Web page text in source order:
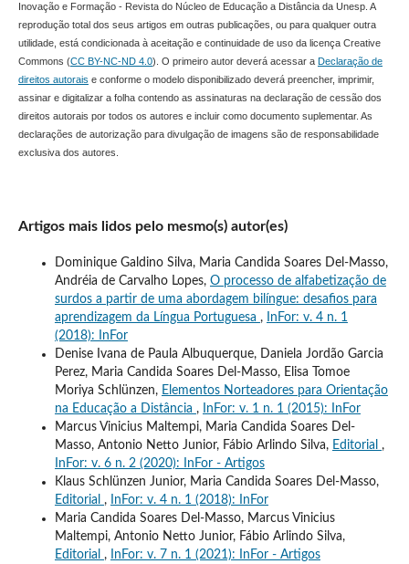
Inovação e Formação - Revista do Núcleo de Educação a Distância da Unesp. A
reprodução total dos seus artigos em outras publicações, ou para qualquer outra
utilidade, está condicionada à aceitação e continuidade de uso da licença Creative
Commons (CC BY-NC-ND 4.0). O primeiro autor deverá acessar a Declaração de
direitos autorais e conforme o modelo disponibilizado deverá preencher, imprimir,
assinar e digitalizar a folha contendo as assinaturas na declaração de cessão dos
direitos autorais por todos os autores e incluir como documento suplementar. As
declarações de autorização para divulgação de imagens são de responsabilidade
exclusiva dos autores.
Artigos mais lidos pelo mesmo(s) autor(es)
Dominique Galdino Silva, Maria Candida Soares Del-Masso,
Andréia de Carvalho Lopes, O processo de alfabetização de
surdos a partir de uma abordagem bilíngue: desafios para
aprendizagem da Língua Portuguesa ,
InFor: v. 4 n. 1
(2018): InFor
Denise Ivana de Paula Albuquerque, Daniela Jordão Garcia
Perez, Maria Candida Soares Del-Masso, Elisa Tomoe
Moriya Schlünzen, Elementos Norteadores para Orientação
na Educação a Distância ,
InFor: v. 1 n. 1 (2015): InFor
Marcus Vinicius Maltempi, Maria Candida Soares Del-
Masso, Antonio Netto Junior, Fábio Arlindo Silva, Editorial ,
InFor: v. 6 n. 2 (2020): InFor - Artigos
Klaus Schlünzen Junior, Maria Candida Soares Del-Masso,
Editorial ,
InFor: v. 4 n. 1 (2018): InFor
Maria Candida Soares Del-Masso, Marcus Vinicius
Maltempi, Antonio Netto Junior, Fábio Arlindo Silva,
Editorial ,
InFor: v. 7 n. 1 (2021): InFor - Artigos